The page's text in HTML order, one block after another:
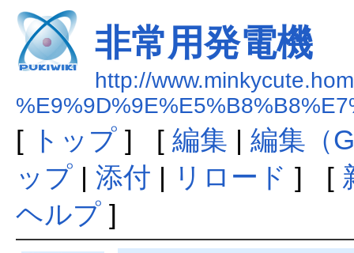
非常用発電機
http://
[ トップ] [ 編集 | 編集（
ップ| 添付 | リロード ] [
ヘルプ]